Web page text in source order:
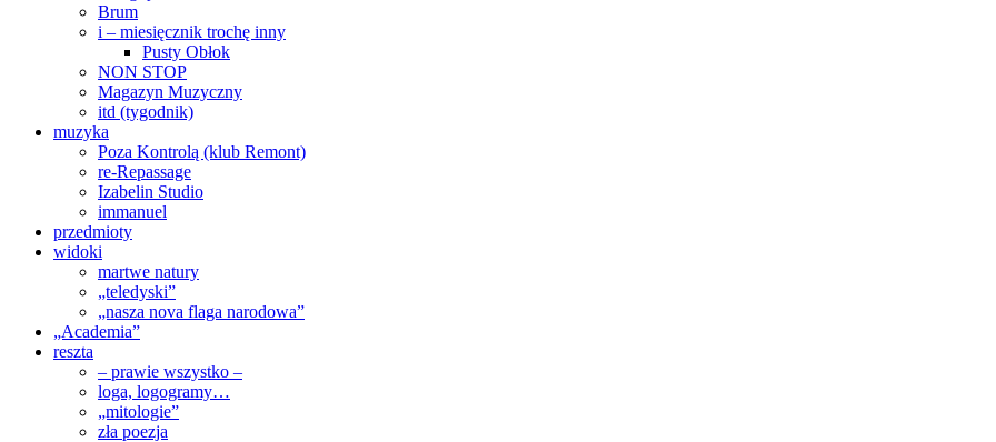
Brum
i – miesięcznik trochę inny
Pusty Obłok
NON STOP
Magazyn Muzyczny
itd (tygodnik)
muzyka
Poza Kontrolą (klub Remont)
re-Repassage
Izabelin Studio
immanuel
przedmioty
widoki
martwe natury
„teledyski”
„nasza nova flaga narodowa”
„Academia”
reszta
– prawie wszystko –
loga, logogramy…
„mitologie”
zła poezja